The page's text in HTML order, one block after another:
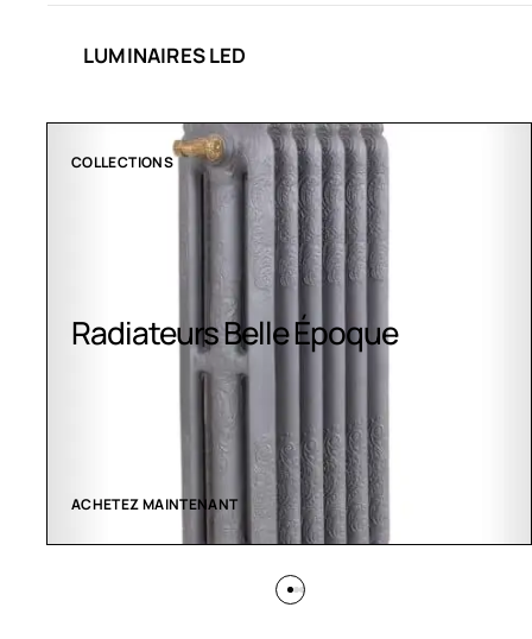
LUMINAIRES LED
COLLECTIONS
Radiateurs Belle Époque
ACHETEZ MAINTENANT